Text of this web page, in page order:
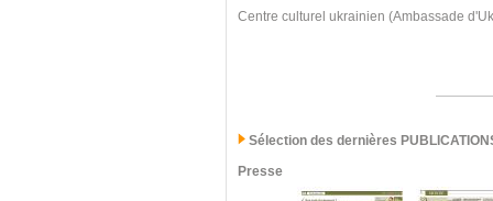
Centre culturel ukrainien (Ambassade
Sélection des dernières
Presse